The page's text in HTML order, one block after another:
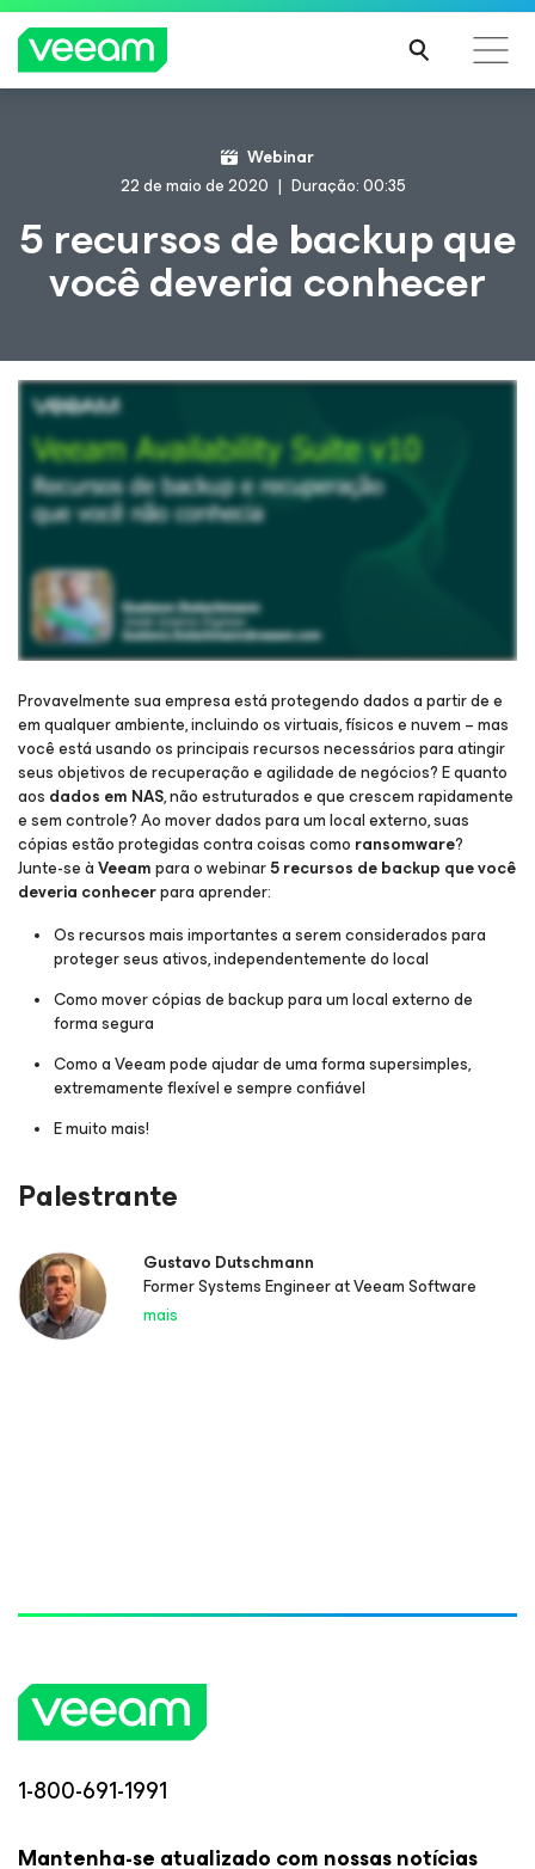
Orientações da Veeam para os clientes afetados
pela atualização de conteúdo da CrowdStrike
MAIS
Webinar
22 de maio de 2020
Duração: 00:35
5 recursos de backup que
você deveria conhecer
Inscreva-se para ganhar acesso e assista ao webinar
Provavelmente sua empresa está protegendo dados a partir de e
em qualquer ambiente, incluindo os virtuais, físicos e nuvem – mas
você está usando os principais recursos necessários para atingir
seus objetivos de recuperação e agilidade de negócios? E quanto
aos dados em NAS, não estruturados e que crescem rapidamente
e sem controle? Ao mover dados para um local externo, suas
cópias estão protegidas contra coisas como ransomware?
Junte-se àVeeampara o webinar5 recursos de backup que você
deveria conhecerpara aprender:
Os recursos mais importantes a serem considerados para
proteger seus ativos, independentemente do local
Como mover cópias de backup para um local externo de
forma segura
Como a Veeam pode ajudar de uma forma supersimples,
extremamente flexível e sempre confiável
E muito mais!
Palestrante
Gustavo Dutschmann
Former Systems Engineer at Veeam Software
mais
1-800-691-1991
Mantenha-se atualizado com nossas notícias